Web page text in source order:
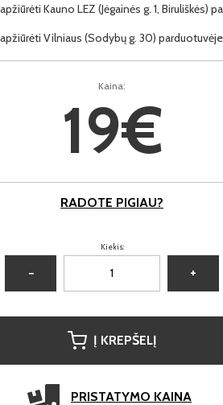
Kauno LEZ (Jėgainės g. 1, Biruliškės)
Vilniaus (Sodybų g. 30) parduotuvėje
Kaina:
19€
RADOTE PIGIAU?
Kiekis:
− +
Į KREPŠELĮ
PRISTATYMO KAINA